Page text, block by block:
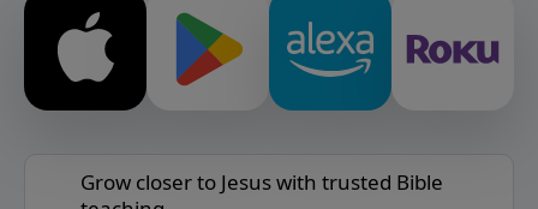
Grow closer to Jesus with trusted Bible